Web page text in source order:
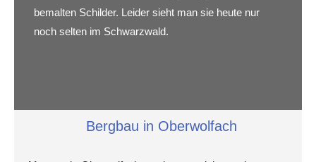
bemalten Schilder. Leider sieht man sie heute nur
noch selten im Schwarzwald.
Bergbau in Oberwolfach